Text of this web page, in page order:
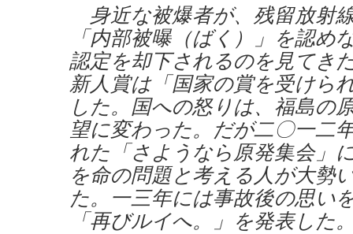
身近な被爆者が、残留放射
「内部被曝（ばく）」を認め
認定を却下されるのを見てき
新人賞は「国家の賞を受けら
した。国への怒りは、福島の
望に変わった。だが二〇一二
れた「さようなら原発集会」
を命の問題と考える人が大勢
た。一三年には事故後の思い
「再びルイへ。」を発表した